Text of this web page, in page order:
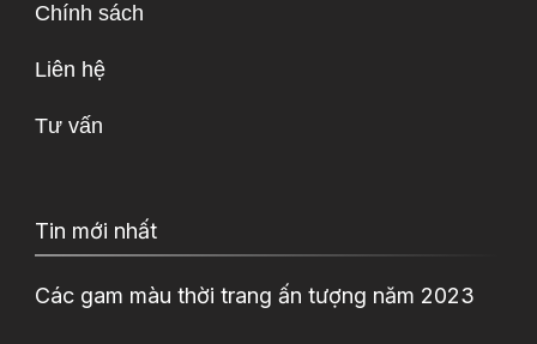
Chính sách
Liên hệ
Tư vấn
Tin mới nhất
Các gam màu thời trang ấn tượng năm 2023